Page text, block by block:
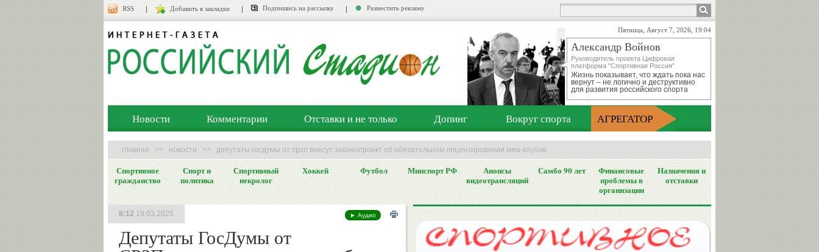
RSS Добавить в закладки Подпишись на рассылку Разместить рекламу
Пятница, Август 7, 2026, 19:04
Александр Войнов
Руководитель проекта Цифровая
платформа "Спортивная Россия"
Жизнь показывает, что ждать пока нас
вернут – не логично и деструктивно
для развития российского спорта
Новости Комментарии Отставки и не только Допинг Вокруг спорта АГРЕГАТОР
главная >> новости >> депутаты госдумы от срзп внесут законопроект об обязательном лицензировании мма-клубов
Спортивное
гражданство
Спорт и
политика
Спортивный
некролог
Хоккей Футбол Минспорт РФ
Анонсы
видеотрансляций
Самбо 90 лет
Финансовые
проблемы в
организации
Назначения и
отставки
► Аудио
Депутаты ГосДумы от
8:12 19.03.2025